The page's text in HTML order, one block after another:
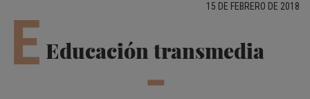
15 DE FEBRERO DE 2018
E Educación transmedia